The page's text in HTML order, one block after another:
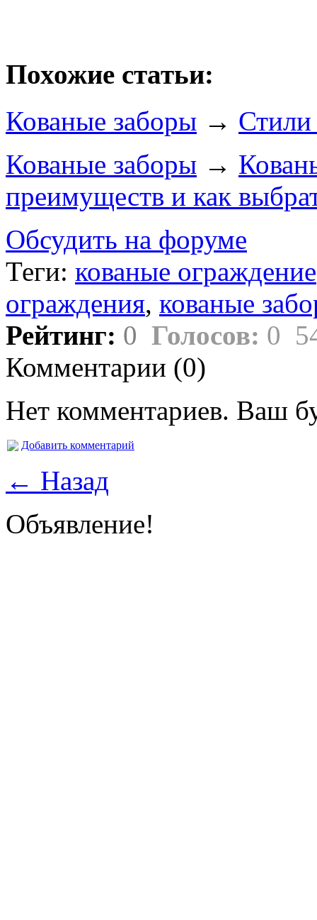
Похожие статьи:
Кованые заборы → Стили
Кованые заборы →
преимуществ и как
Обсудить на форуме
Теги: кованые ограждение
ограждения, кованые
Рейтинг: 0 Голосов: 0
Комментарии (0)
Нет комментариев. Ваш
Добавить комментарий
← Назад
Объявление!